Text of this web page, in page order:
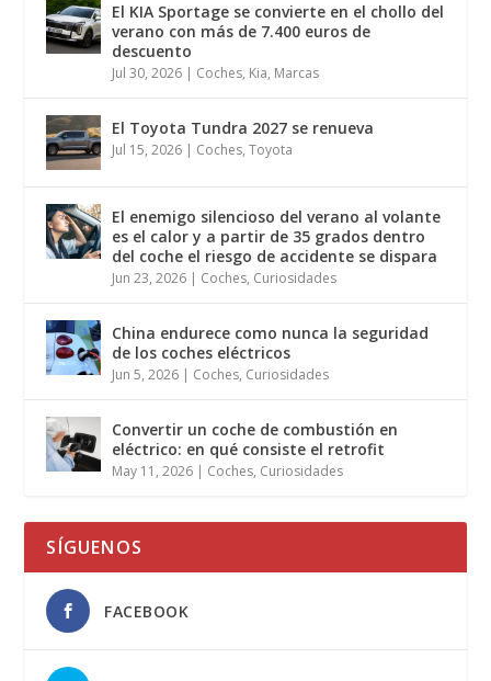
El KIA Sportage se convierte en el chollo del
verano con más de 7.400 euros de
descuento
Jul 30, 2026 | Coches, Kia, Marcas
El Toyota Tundra 2027 se renueva
Jul 15, 2026 | Coches,Toyota
El enemigo silencioso del verano al volante
es el calor y a partir de 35 grados dentro
del coche el riesgo de accidente se dispara
Jun 23, 2026 | Coches, Curiosidades
China endurece como nunca la seguridad
de los coches eléctricos
Jun 5, 2026 | Coches, Curiosidades
Convertir un coche de combustión en
eléctrico: en qué consiste el retrofit
May 11, 2026 | Coches, Curiosidades
SÍGUENOS
FACEBOOK